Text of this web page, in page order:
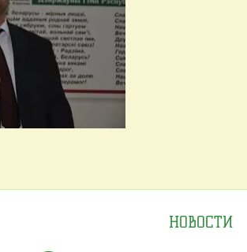
НОВОСТИ